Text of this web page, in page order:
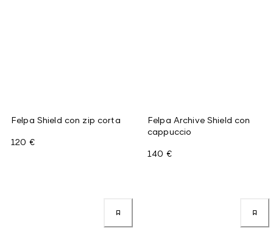
Felpa Shield con zip corta
120 €
Felpa Archive Shield con
cappuccio
140 €